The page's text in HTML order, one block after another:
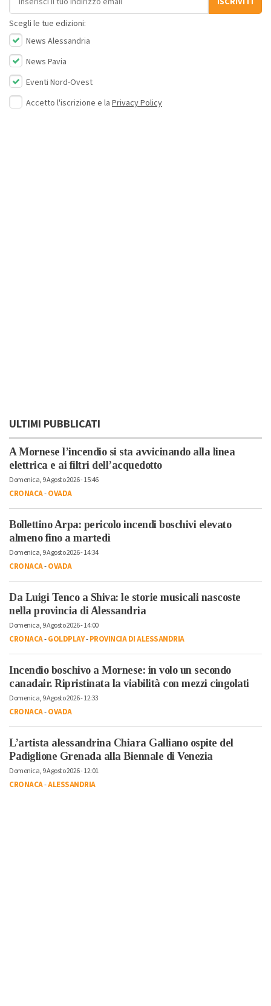
Scegli le tue edizioni:
News Alessandria
News Pavia
Eventi Nord-Ovest
Accetto l'iscrizione e la Privacy Policy
ULTIMI PUBBLICATI
A Mornese l’incendio si sta avvicinando alla linea
elettrica e ai filtri dell’acquedotto
Domenica, 9 Agosto 2026 - 15:46
CRONACA-OVADA
Bollettino Arpa: pericolo incendi boschivi elevato
almeno fino a martedì
Domenica, 9 Agosto 2026 - 14:34
CRONACA-OVADA
Da Luigi Tenco a Shiva: le storie musicali nascoste
nella provincia di Alessandria
Domenica, 9 Agosto 2026 - 14:00
CRONACA-GOLDPLAY-PROVINCIA DI ALESSANDRIA
Incendio boschivo a Mornese: in volo un secondo
canadair. Ripristinata la viabilità con mezzi cingolati
Domenica, 9 Agosto 2026 - 12:33
CRONACA-OVADA
L’artista alessandrina Chiara Galliano ospite del
Padiglione Grenada alla Biennale di Venezia
Domenica, 9 Agosto 2026 - 12:01
CRONACA-ALESSANDRIA